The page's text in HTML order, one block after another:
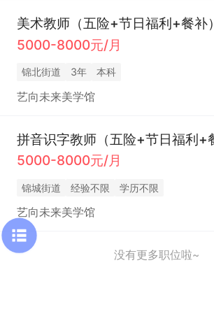
美术教师（五险+节日福利+餐补）
5000-8000元/月
锦北街道 3年 本科
艺向未来美学馆
拼音识字教师（五险+节日福利+
5000-8000元/月
锦城街道 经验不限 学历不限
艺向未来美学馆
没有更多职位啦~